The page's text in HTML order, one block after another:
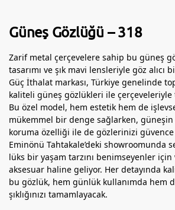
Güneş Gözlüğü – 318
Zarif metal çerçevelere sahip bu güneş
tasarımı ve şık mavi lensleriyle göz alıcı
Güç İthalat markası, Türkiye genelinde
kaliteli güneş gözlükleri ile çerçeveleriyle
Bu özel model, hem estetik hem de
mükemmel bir denge sağlarken, güneşin
koruma özelliği ile de gözlerinizi güvence
Eminönü Tahtakale’deki showroomunda
lüks bir yaşam tarzını benimseyenler
aksesuar haline geliyor. Her detayında
bu gözlük, hem günlük kullanımda hem
şıklığınızı tamamlayacak.